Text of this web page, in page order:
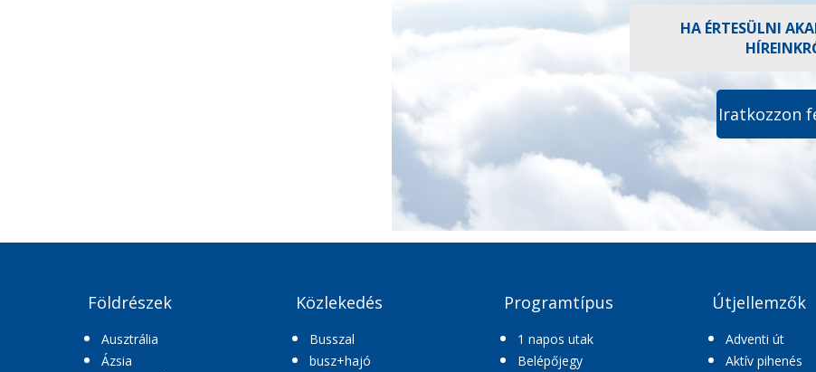
HA ÉRTESÜLNI
Iratkozzon
Földrészek
Ausztrália
Ázsia
Közlekedés
Busszal
busz+hajó
Programtípus
1 napos utak
Belépőjegy
Útjellemzők
Adventi út
Aktív pihenés